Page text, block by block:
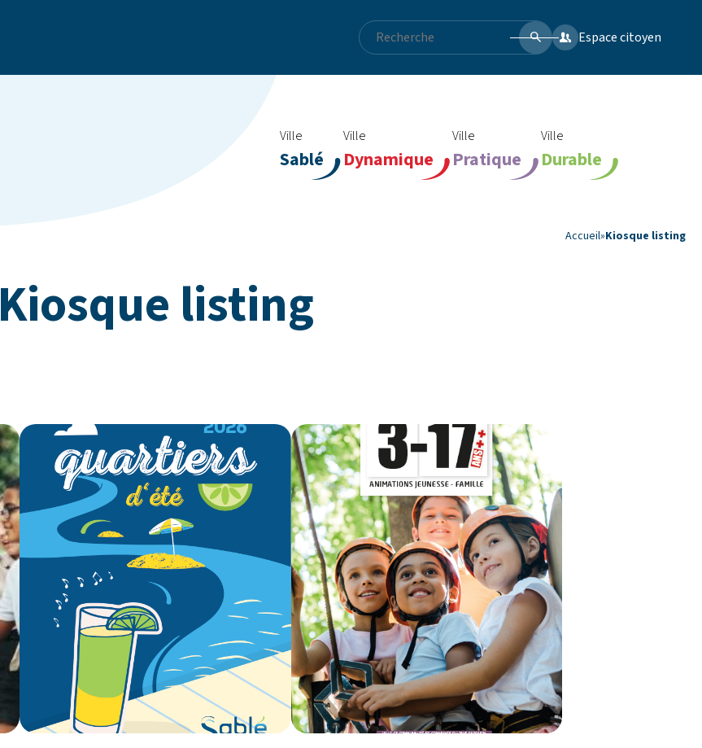
Espace citoyen
Ville
Sablé
Ville
Dynamique
Ville
Pratique
Ville
Durable
Accueil»Kiosque listing
Kiosque listing